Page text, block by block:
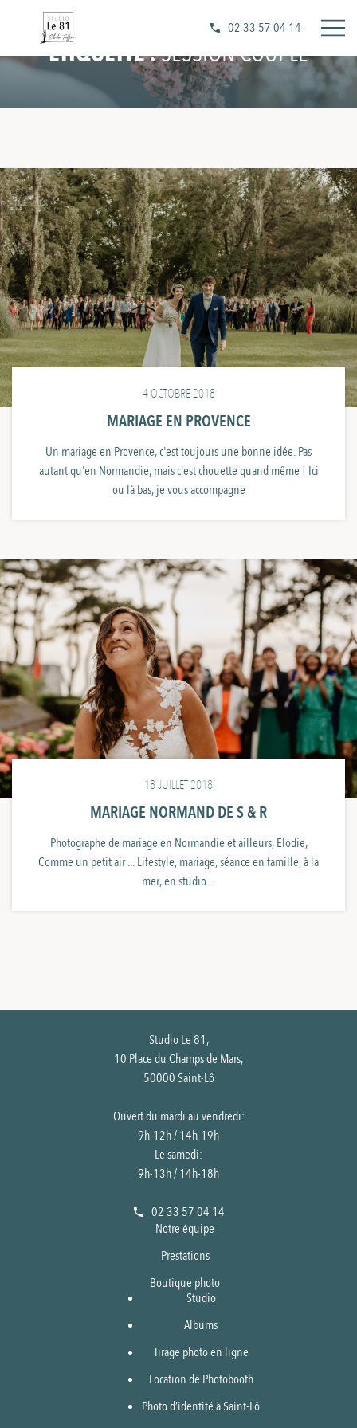
02 33 57 04 14
ÉTIQUETTE :SESSION COUPLE
4 OCTOBRE 2018
MARIAGE EN PROVENCE
Un mariage en Provence, c'est toujours une bonne idée. Pas
autant qu'en Normandie, mais c'est chouette quand même ! Ici
ou là bas, je vous accompagne
18 JUILLET 2018
MARIAGE NORMAND DE S & R
Photographe de mariage en Normandie et ailleurs, Elodie,
Comme un petit air ... Lifestyle, mariage, séance en famille, à la
mer, en studio ...
Studio Le 81,
10 Place du Champs de Mars,
50000 Saint-Lô
Ouvert du mardi au vendredi:
9h-12h / 14h-19h
Le samedi:
9h-13h / 14h-18h
02 33 57 04 14
Notre équipe
Prestations
Boutique photo
Studio
Albums
Tirage photo en ligne
Location de Photobooth
Photo d’identité à Saint-Lô